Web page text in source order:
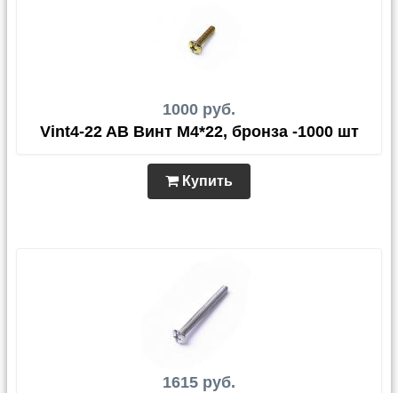
1000 руб.
Vint4-22 AB Винт М4*22, бронза -1000 шт
Купить
1615 руб.